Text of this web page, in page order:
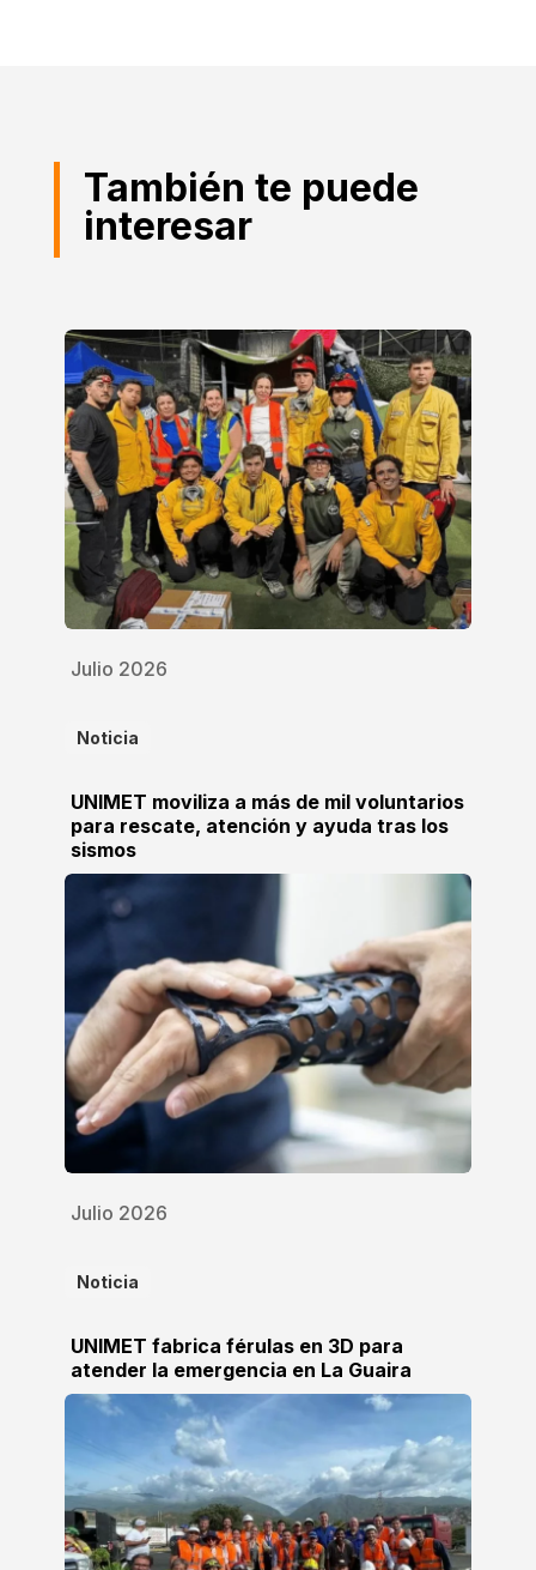
También te puede
interesar
Julio 2026
Noticia
UNIMET moviliza a más de mil voluntarios
para rescate, atención y ayuda tras los
sismos
Julio 2026
Noticia
UNIMET fabrica férulas en 3D para
atender la emergencia en La Guaira